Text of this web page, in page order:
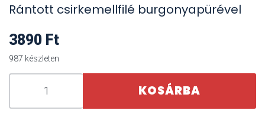
Rántott csirkemellfilé burgonyapürével
3890 Ft
987 készleten
KOSÁRBA